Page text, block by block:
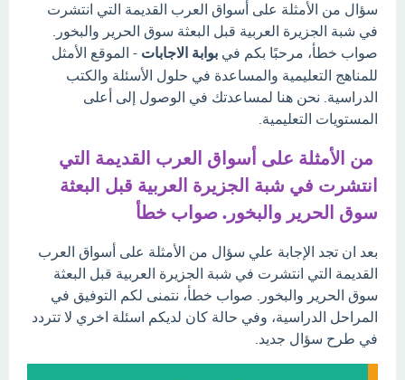
سؤال من الأمثلة على أسواق العرب القديمة التي انتشرت
في شبة الجزيرة العربية قبل البعثة سوق الحرير والبخور.
صواب خطأ، مرحبًا بكم في بوابة الاجابات - الموقع الأمثل
للمناهج التعليمية والمساعدة في حلول الأسئلة والكتب
الدراسية. نحن هنا لمساعدتك في الوصول إلى أعلى
المستويات التعليمية.
من الأمثلة على أسواق العرب القديمة التي
انتشرت في شبة الجزيرة العربية قبل البعثة
سوق الحرير والبخور. صواب خطأ
بعد ان تجد الإجابة علي سؤال من الأمثلة على أسواق العرب
القديمة التي انتشرت في شبة الجزيرة العربية قبل البعثة
سوق الحرير والبخور. صواب خطأ، نتمنى لكم التوفيق في
المراحل الدراسية، وفي حالة كان لديكم اسئلة اخري لا تتردد
في طرح سؤال جديد.